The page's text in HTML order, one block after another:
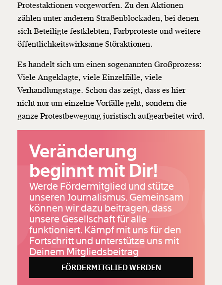
Protestaktionen vorgeworfen. Zu den Aktionen
zählen unter anderem Straßenblockaden, bei denen
sich Beteiligte festklebten, Farbproteste und weitere
öffentlichkeitswirksame Störaktionen.
Es handelt sich um einen sogenannten Großprozess:
Viele Angeklagte, viele Einzelfälle, viele
Verhandlungstage. Schon das zeigt, dass es hier
nicht nur um einzelne Vorfälle geht, sondern die
ganze Protestbewegung juristisch aufgearbeitet wird.
Veränderung
beginnt mit Dir!
Werde Fördermitglied und stütze
unseren Journalismus. Gemeinsam
können wir dazu beitragen, dass
unsere Gesellschaft für alle
funktioniert. Kämpf mit uns für den
Fortschritt und unterstütze uns mit
Deinem Mitgliedsbeitrag
FÖRDERMITGLIED WERDEN